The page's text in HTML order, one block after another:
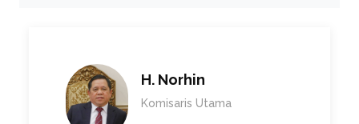
H. Norhin
Komisaris Utama